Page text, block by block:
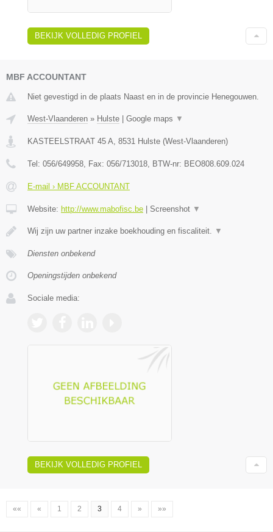
BEKIJK VOLLEDIG PROFIEL
MBF ACCOUNTANT
Niet gevestigd in de plaats Naast en in de provincie Henegouwen.
West-Vlaanderen » Hulste Google maps ▼
KASTEELSTRAAT 45 A 8531 Hulste (West-Vlaanderen)
Tel: 056/649958 , Fax: 056/713018 , BTW-nr: BEO808.609.024
E-mail › MBF ACCOUNTANT
Website: http://www.mabofisc.be Screenshot ▼
Wij zijn uw partner inzake boekhouding en fiscaliteit. ▼
Diensten onbekend
Openingstijden onbekend
Sociale media:
BEKIJK VOLLEDIG PROFIEL
«« « 1 2 3 4 » »»